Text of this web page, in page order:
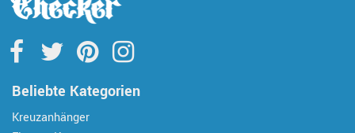
Beliebte Kategorien
Kreuzanhänger